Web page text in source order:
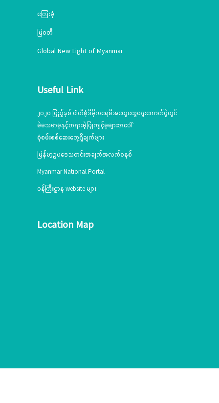
ကြေးမုံ
မြဝတီ
Global New Light of Myanmar
Useful Link
၂၀၂၀ ပြည့်နှစ် ပါတီစုံဒီမိုကရေစီအထွေထွေရွေးကောက်ပွဲတွင်
မဲမသမာမှုနှင့်တရားမဲ့ပြုကျင့်မှုများအပေါ်
စုံစမ်းစစ်ဆေးတွေ့ရှိချက်များ
မြန်မာ့ဥပဒေသတင်းအချက်အလက်စနစ်
Myanmar National Portal
ဝန်ကြီးဌာန website များ
Location Map